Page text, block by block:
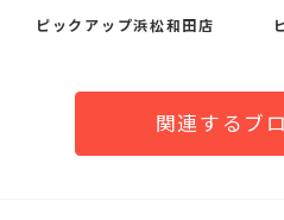
ア...
ピックアップ浜松和田店
関連するブ